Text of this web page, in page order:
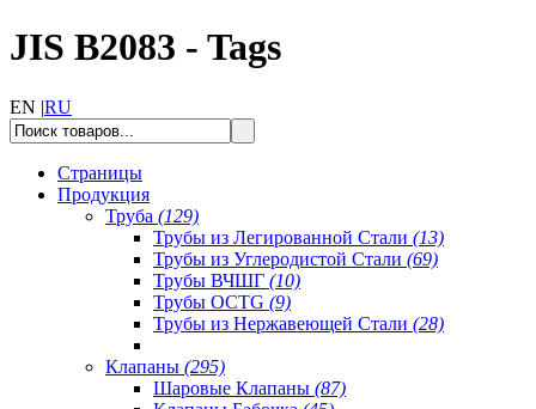
JIS B2083 - Tags
EN |RU
Страницы
Продукция
Труба (129)
Трубы из Легированной Стали (13)
Трубы из Углеродистой Стали (69)
Трубы ВЧШГ (10)
Трубы OCTG (9)
Трубы из Нержавеющей Стали (28)
Клапаны (295)
Шаровые Клапаны (87)